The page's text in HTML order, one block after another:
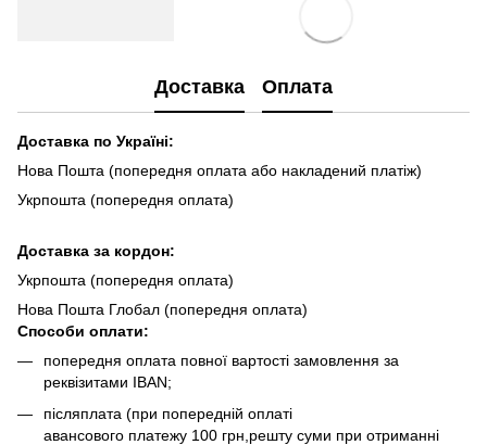
Доставка Оплата
Доставка по Україні:
Нова Пошта (попередня оплата або накладений платіж)
Укрпошта (попередня оплата)
Доставка за кордон:
Укрпошта (попередня оплата)
Нова Пошта Глобал (попередня оплата)
Способи оплати:
попередня оплата повної вартості замовлення за
реквізитами IBAN;
післяплата (при попередній оплаті
авансового платежу 100 грн,решту суми при отриманні